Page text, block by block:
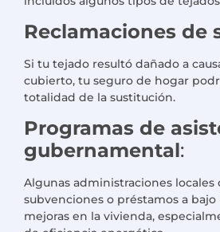
Reclamaciones de
Si tu tejado resultó dañado a
cubierto, tu seguro de hogar
totalidad de la sustitución.
Programas de
gubernamental:
Algunas administraciones locales
subvenciones o préstamos a bajo
mejoras en la vivienda,